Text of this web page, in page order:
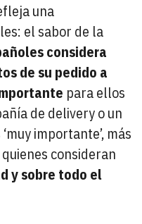
una
el sabor de la
considera
de su pedido a
para ellos
de delivery o un
importante’, más
consideran
y sobre todo el